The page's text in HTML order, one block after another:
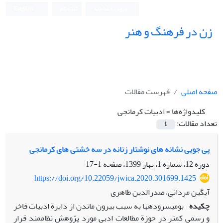
زن در فرهنگ و هنر
صفحه اصلی
فهرست مقالات
کلیدواژه‌ها =ادبیات کرمانجی
تعداد مقالات:
1
پی‏ جویی نشانه ‏های نوشتار زنانه در سه‏ خشتی‏ های کرمانجی
دوره 12، شماره 1، بهار 1399، صفحه
1-17
https://doi.org/10.22059/jwica.2020.301699.1425
آیگین مردانی، صدرالدین طاهری
چکیده بومی‏سروده‏ها به‏ سبب بیرون ماندن از دایرة ادبیات فاخر
و رسمی کمتر در حوزة مطالعات ادبی مورد پژوهش نظام‏مند قرار